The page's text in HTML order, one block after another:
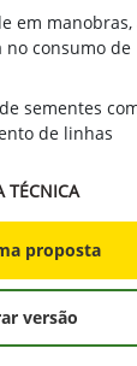
em manobras,
no consumo de
sementes
de linhas
TÉCNICA
proposta
versão